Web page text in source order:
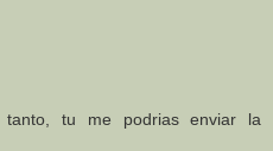
tanto, tu me podrias enviar la